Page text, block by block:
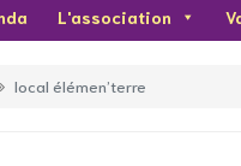
L'association
local élémen’terre